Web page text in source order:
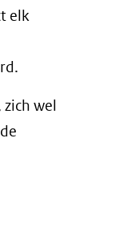
elk
wel